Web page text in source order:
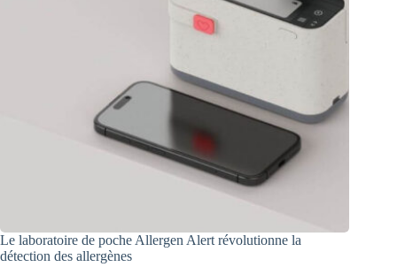
Le laboratoire de poche Allergen Alert révolutionne la
détection des allergènes